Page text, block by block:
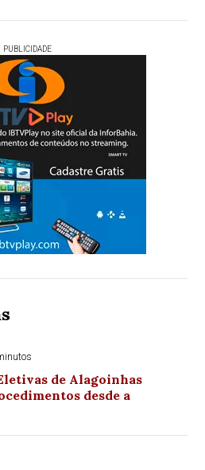
PUBLICIDADE
de Alagoinhas
desde a